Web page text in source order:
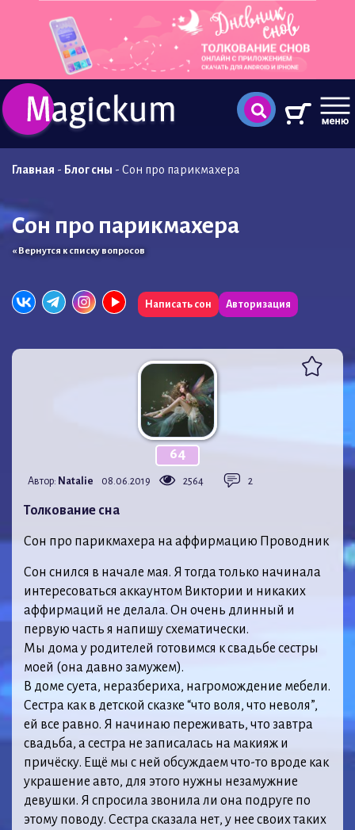
Главная - Блог сны - Сон про парикмахера
Сон про парикмахера
« Вернутся к списку вопросов
Написать сон Авторизация
64
Автор: Natalie 08.06.2019 2564 2
Толкование сна
Сон про парикмахера на аффирмацию Проводник
Сон снился в начале мая. Я тогда только начинала
интересоваться аккаунтом Виктории и никаких
аффирмаций не делала. Он очень длинный и
первую часть я напишу схематически.
Мы дома у родителей готовимся к свадьбе сестры
моей (она давно замужем).
В доме суета, неразбериха, нагромождение мебели.
Сестра как в детской сказке “что воля, что неволя”,
ей все равно. Я начинаю переживать, что завтра
свадьба, а сестра не записалась на макияж и
причёску. Ещё мы с ней обсуждаем что-то вроде как
украшение авто, для этого нужны незамужние
девушки. Я спросила звонила ли она подруге по
этому поводу. Сестра сказала нет, у нее своих таких